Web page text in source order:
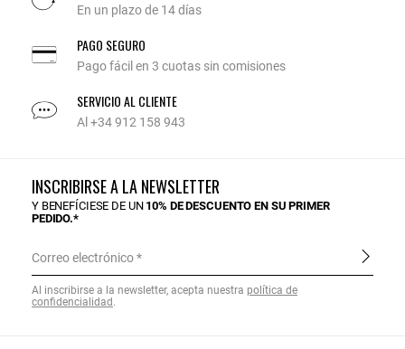
En un plazo de 14 días
PAGO SEGURO
Pago fácil en 3 cuotas sin comisiones
SERVICIO AL CLIENTE
Al +34 912 158 943
INSCRIBIRSE A LA NEWSLETTER
Y BENEFÍCIESE DE UN 10% DE DESCUENTO EN SU PRIMER
PEDIDO.*
Correo electrónico
Al inscribirse a la newsletter, acepta nuestra política de
confidencialidad.